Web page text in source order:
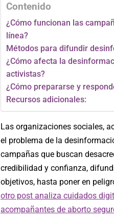
Contenido
¿Cómo funcionan las
línea?
Métodos para difundir
¿Cómo afecta la
activistas?
¿Cómo prepararse y
Recursos adicionales:
Las organizaciones sociales,
el problema de la
campañas que buscan
credibilidad y confianza,
objetivos, hasta poner en
otro post analiza cuidados
acompañantes de aborto